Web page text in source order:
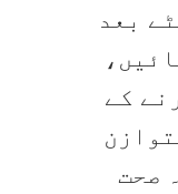
4 سے 6 گھنٹے بعد
کے
صحت